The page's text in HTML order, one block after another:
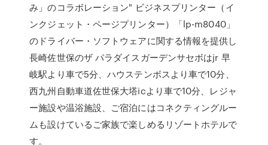
み」のコラボレーション" ビジネスプリンター（イ
ンクジェット・ページプリンター）「lp-m8040」
のドライバー・ソフトウェアに関する情報を提供し
長崎佐世保のザ パラダイスガーデンサセボはjr 早
岐駅より車で5分、ハウステンボスより車で10分、
西九州自動車道佐世保大塔icより車で10分、レジャ
ー施設や温浴施設、ご宿泊にはコネクティングルー
ムも設けているご家族で楽しめるリゾートホテルで
す。